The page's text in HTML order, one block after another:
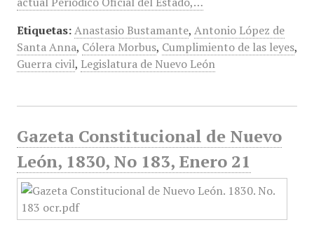
Etiquetas: Anastasio Bustamante, Antonio López de
Santa Anna, Cólera Morbus, Cumplimiento de las leyes,
Guerra civil, Legislatura de Nuevo León
Gazeta Constitucional de Nuevo
León, 1830, No 183, Enero 21